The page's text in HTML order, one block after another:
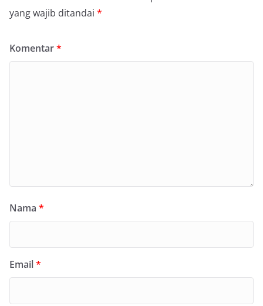
yang wajib ditandai *
Komentar*
Nama *
Email*